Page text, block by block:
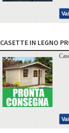
CASETTE IN LEGNO